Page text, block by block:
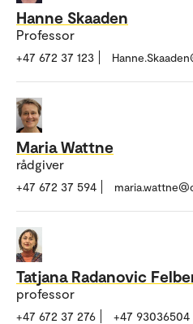
Hanne Skaaden
Professor
+47 672 37 123
Maria Wattne
rådgiver
+47 672 37 594
Tatjana Radanovic
professor
+47 672 37 276 +47 93036504